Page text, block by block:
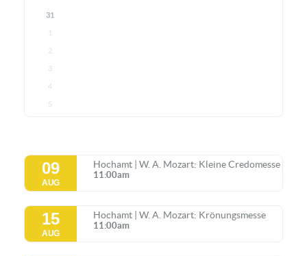
31
1
2
3
4
5
09
AUG
Hochamt | W. A. Mozart: Kleine Credomesse
11:00am
15
AUG
Hochamt | W. A. Mozart: Krönungsmesse
11:00am